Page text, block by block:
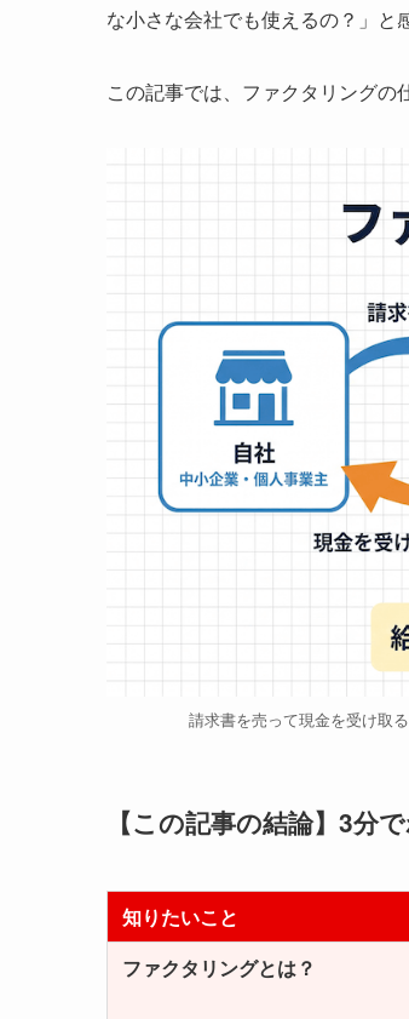
な小さな会社でも使えるの？」と
この記事では、ファクタリングの
請求書を売って現金を受け取
【この記事の結論】3分
知りたいこと
ファクタリングとは？